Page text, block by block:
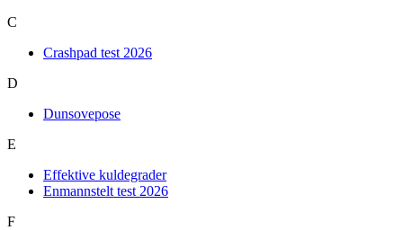
C
Crashpad test 2026
D
Dunsovepose
E
Effektive kuldegrader
Enmannstelt test 2026
F